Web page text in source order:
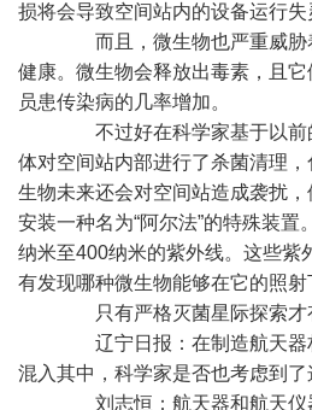
损将会导致空间站内的设备运行失
而且，微生物也严重威胁
健康。微生物会释放出毒素，且
员患传染病的几率增加。
不过好在科学家基于以前
体对空间站内部进行了杀菌清理
生物未来还会对空间站造成袭扰
安装一种名为“阿尔法”的特殊装置
纳米至400纳米的紫外线。这些紫
有发现哪种微生物能够在它的照射
只有严格灭菌星际探索才
辽宁日报：在制造航天器
混入其中，科学家是否也考虑到了
刘志恒：航天器和航天仪